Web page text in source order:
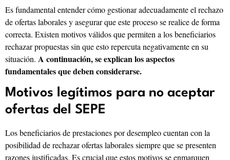
Es fundamental entender cómo gestionar adecuadamente el rechazo
de ofertas laborales y asegurar que este proceso se realice de forma
correcta. Existen motivos válidos que permiten a los beneficiarios
rechazar propuestas sin que esto repercuta negativamente en su
situación. A continuación, se explican los aspectos
fundamentales que deben considerarse.
Motivos legítimos para no aceptar
ofertas del SEPE
Los beneficiarios de prestaciones por desempleo cuentan con la
posibilidad de rechazar ofertas laborales siempre que se presenten
razones justificadas. Es crucial que estos motivos se enmarquen